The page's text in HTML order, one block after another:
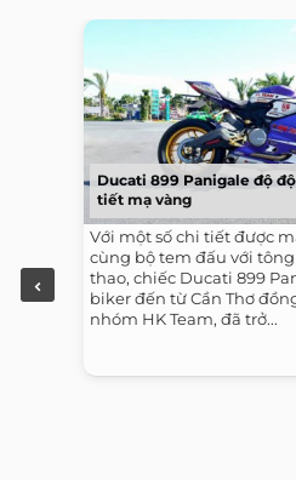
Ducati 899 Panigale độ
tiết mạ vàng
Với một số chi tiết được
cùng bộ tem đấu với
thao, chiếc Ducati 899
biker đến từ Cần Thơ
nhóm HK Team, đã trở...